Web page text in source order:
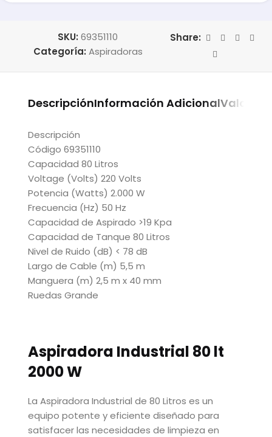
SKU:69351110
Categoría: Aspiradoras
Share:
DescripciónInformación Adicional
Descripción
Código 69351110
Capacidad 80 Litros
Voltage (Volts) 220 Volts
Potencia (Watts) 2.000 W
Frecuencia (Hz) 50 Hz
Capacidad de Aspirado >19 Kpa
Capacidad de Tanque 80 Litros
Nivel de Ruido (dB) < 78 dB
Largo de Cable (m) 5,5 m
Manguera (m) 2,5 m x 40 mm
Ruedas Grande
Aspiradora Industrial 80 lt
2000 W
La Aspiradora Industrial de 80 Litros es un
equipo potente y eficiente diseñado para
satisfacer las necesidades de limpieza en